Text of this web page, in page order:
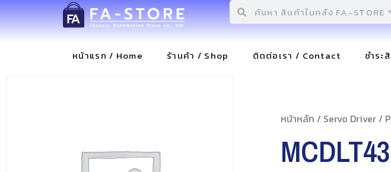
หน้าแรก / Home ร้านค้า / Shop ติดต่อเรา / Contact ชำระ
หน้าหลัก / Servo Driver /